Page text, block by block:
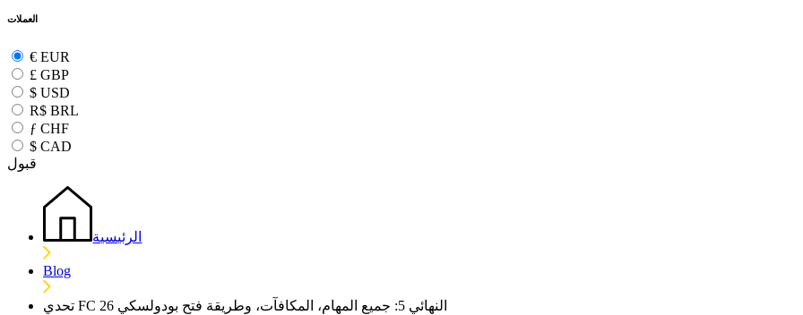
العملات
€ EUR
£ GBP
$ USD
R$ BRL
ƒ CHF
$ CAD
قبول
الرئيسية
Blog
تحدي FC 26 النهائي 5: جميع المهام، المكافآت، وطريقة فتح بودولسكي